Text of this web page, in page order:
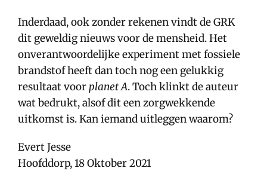
Inderdaad, ook zonder rekenen vindt de GRK
dit geweldig nieuws voor de mensheid. Het
onverantwoordelijke experiment met fossiele
brandstof heeft dan toch nog een gelukkig
resultaat voorplanet A. Toch klinkt de auteur
wat bedrukt, alsof dit een zorgwekkende
uitkomst is. Kan iemand uitleggen waarom?
Evert Jesse
Hoofddorp, 18 Oktober 2021